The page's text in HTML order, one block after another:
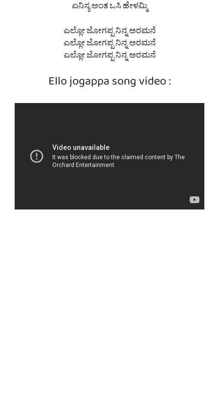
ಏನಿಸ್ಯ ಅಂತ ಒಸಿ ಹೇಳಮ್ಮಿ
ಎಲ್ಲೋ ಜೋಗಪ್ಪ ನಿನ್ನ ಅರಮನೆ
ಎಲ್ಲೋ ಜೋಗಪ್ಪ ನಿನ್ನ ಅರಮನೆ
ಎಲ್ಲೋ ಜೋಗಪ್ಪ ನಿನ್ನ ಅರಮನೆ
Ello jogappa song video :